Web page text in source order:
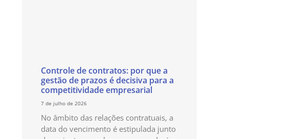
Controle de contratos: por que a
gestão de prazos é decisiva para a
competitividade empresarial
7 de julho de 2026
No âmbito das relações contratuais, a
data do vencimento é estipulada junto